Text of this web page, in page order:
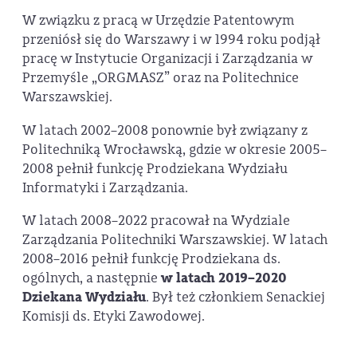
W związku z pracą w Urzędzie Patentowym
przeniósł się do Warszawy i w 1994 roku podjął
pracę w Instytucie Organizacji i Zarządzania w
Przemyśle „ORGMASZ” oraz na Politechnice
Warszawskiej.
W latach 2002–2008 ponownie był związany z
Politechniką Wrocławską, gdzie w okresie 2005–
2008 pełnił funkcję Prodziekana Wydziału
Informatyki i Zarządzania.
W latach 2008–2022 pracował na Wydziale
Zarządzania Politechniki Warszawskiej. W latach
2008–2016 pełnił funkcję Prodziekana ds.
ogólnych, a następniew latach 2019–2020
Dziekana Wydziału. Był też członkiem Senackiej
Komisji ds. Etyki Zawodowej.